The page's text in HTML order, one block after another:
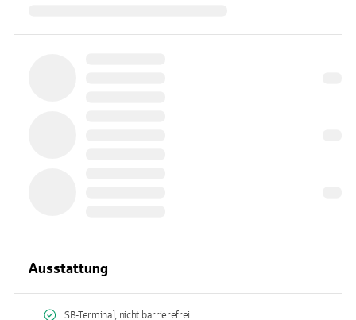
Ausstattung
SB-Terminal, nicht barrierefrei